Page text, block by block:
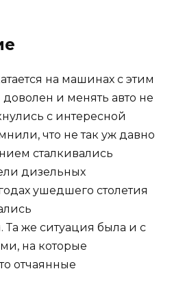
на машинах с этим
и менять авто не
с интересной
что не так уж давно
сталкивались
дизельных
ушедшего столетия
же ситуация была и с
на которые
отчаянные